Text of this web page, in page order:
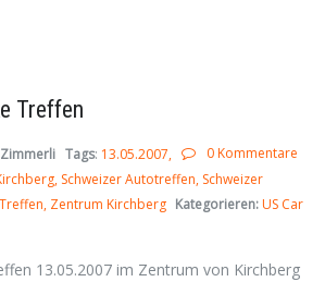
Treffen
0 Kommentare
Tags: 13.05.2007
Schweizer Autotreffen Schweizer
Zentrum Kirchberg Kategorieren:US Car
13.05.2007 im Zentrum von Kirchberg